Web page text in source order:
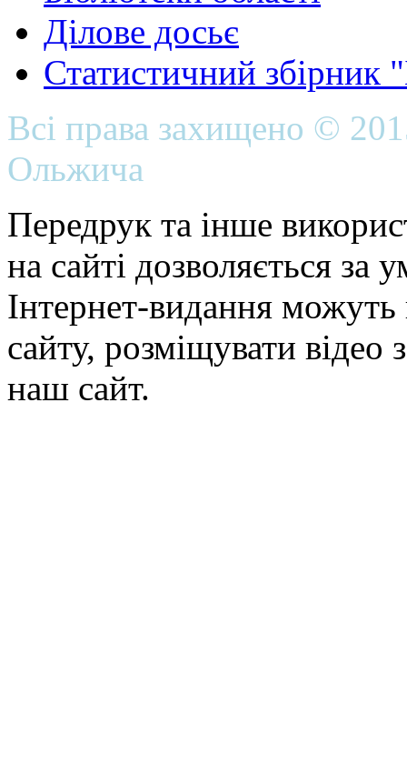
Ділове досьє
Статистичний
Всі права захищено ©
Ольжича
Передрук та інше
на сайті дозволяється
Інтернет-видання можуть
сайту, розміщувати відео
наш сайт.